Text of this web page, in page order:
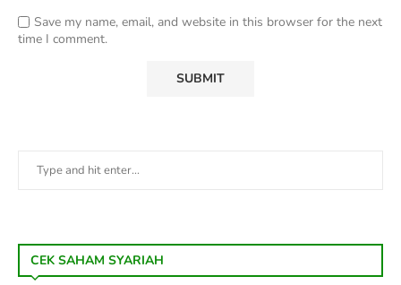
Save my name, email, and website in this browser for the next
time I comment.
CEK SAHAM SYARIAH